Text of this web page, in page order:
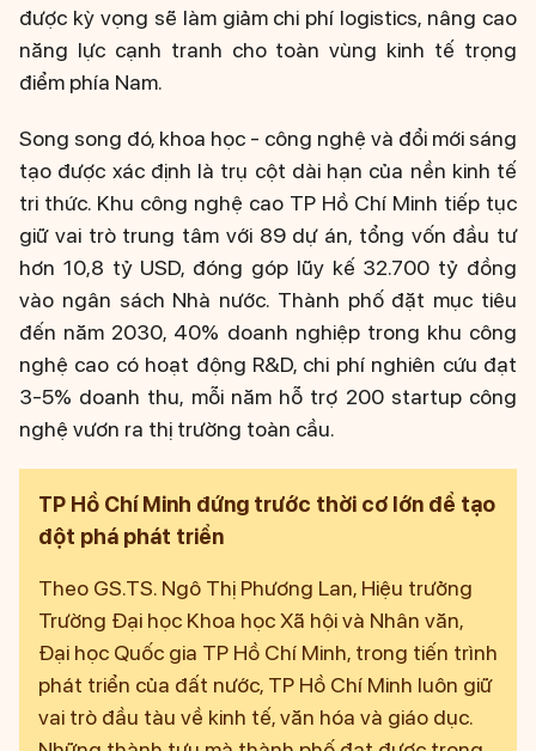
được kỳ vọng sẽ làm giảm chi phí logistics, nâng cao
năng lực cạnh tranh cho toàn vùng kinh tế trọng
điểm phía Nam.
Song song đó, khoa học - công nghệ và đổi mới sáng
tạo được xác định là trụ cột dài hạn của nền kinh tế
tri thức. Khu công nghệ cao TP Hồ Chí Minh tiếp tục
giữ vai trò trung tâm với 89 dự án, tổng vốn đầu tư
hơn 10,8 tỷ USD, đóng góp lũy kế 32.700 tỷ đồng
vào ngân sách Nhà nước. Thành phố đặt mục tiêu
đến năm 2030, 40% doanh nghiệp trong khu công
nghệ cao có hoạt động R&D, chi phí nghiên cứu đạt
3-5% doanh thu, mỗi năm hỗ trợ 200 startup công
nghệ vươn ra thị trường toàn cầu.
TP Hồ Chí Minh đứng trước thời cơ lớn để tạo
đột phá phát triển
Theo GS.TS. Ngô Thị Phương Lan, Hiệu trưởng
Trường Đại học Khoa học Xã hội và Nhân văn,
Đại học Quốc gia TP Hồ Chí Minh, trong tiến trình
phát triển của đất nước, TP Hồ Chí Minh luôn giữ
vai trò đầu tàu về kinh tế, văn hóa và giáo dục.